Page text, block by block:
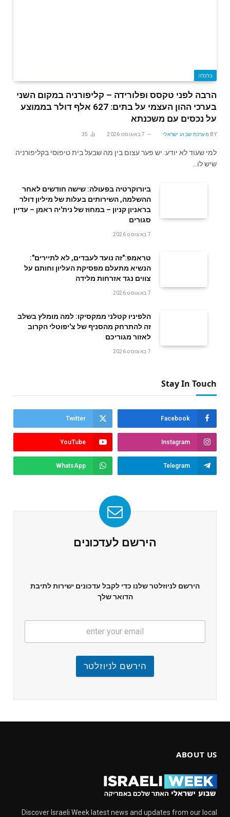
כלכלה
הרבה לפני טקסס ופלורידה – קליפורניה במקום השני
בערכי ההון העצמי על בתים: 627 אלף דולר בממוצע
על נכסים עם משכנתא
BY מערכת שבוע ישראלי 7 באוגוסט 2026 35
למי שעוד לא יודע: יש פער עצום בין מה שבעל בית טיפוסי בקליפורניה
שיש לו…
ביורוקרטיה בפעולה: שישה חודשים לאחר
ההשלמה, השירותים בעלות של מיליון דולר
בראניון קניון – במחוז של נית'יה ראמן – עדיין
סגורים
7 באוגוסט 2026
טראמפ:"זה נועד לעבדים, לא לתיירים":
הנשיא מתעלם מפסיקת העליון וחותם על
צווים נגד אזרחות מלידה
7 באוגוסט 2026
הלפיניו קטלני ממקסיקו: למה מומלץ בשלב
זה להתרחק מהסניף של צ'יפוטלי הקרוב
לאזור מגוריכם
7 באוגוסט 2026
Stay In Touch
Facebook
Twitter
Instagram
YouTube
Telegram
WhatsApp
הירשם לעדכונים
הירשם לניוזלטר שלנו כדי לקבל עדכונים ישירות לתיבת
הדואר שלך
הירשם לניוזלטר
ABOUT US
Discover Israeli Week latest news and updates from our local